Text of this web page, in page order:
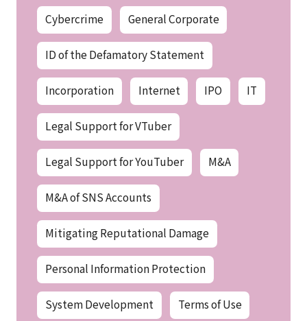
Cybercrime General Corporate
ID of the Defamatory Statement
Incorporation Internet IPO IT
Legal Support for VTuber
Legal Support for YouTuber M&A
M&A of SNS Accounts
Mitigating Reputational Damage
Personal Information Protection
System Development Terms of Use